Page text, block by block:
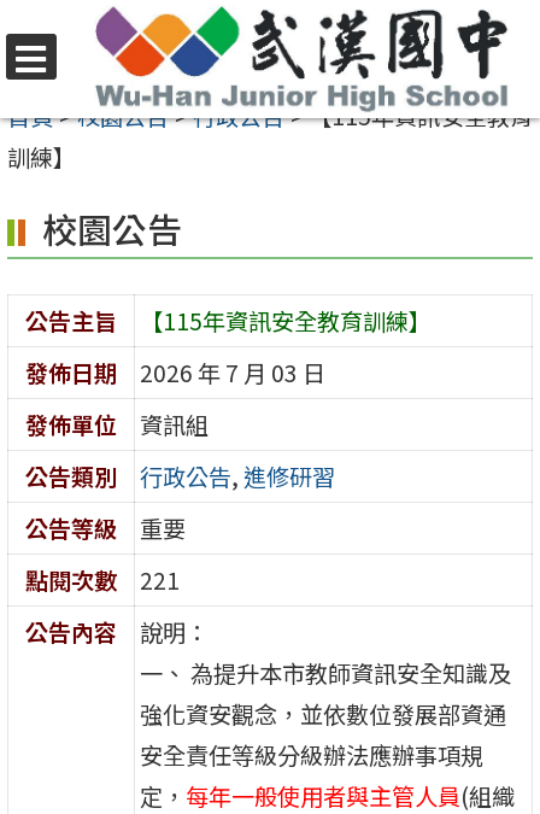
至
要
容
區
選
單
首頁>校園公告>行政公告>【115年資訊安全教育
訓練】
校園公告
公告主旨
【115年資訊安全教育訓練】
發佈日期
2026 年 7 月 03 日
發佈單位
資訊組
公告類別
行政公告,進修研習
公告等級
重要
點閱次數
221
公告內容
說明：
一、 為提升本市教師資訊安全知識及
強化資安觀念，並依數位發展部資通
安全責任等級分級辦法應辦事項規
定， 每年一般使用者與主管人員(組織